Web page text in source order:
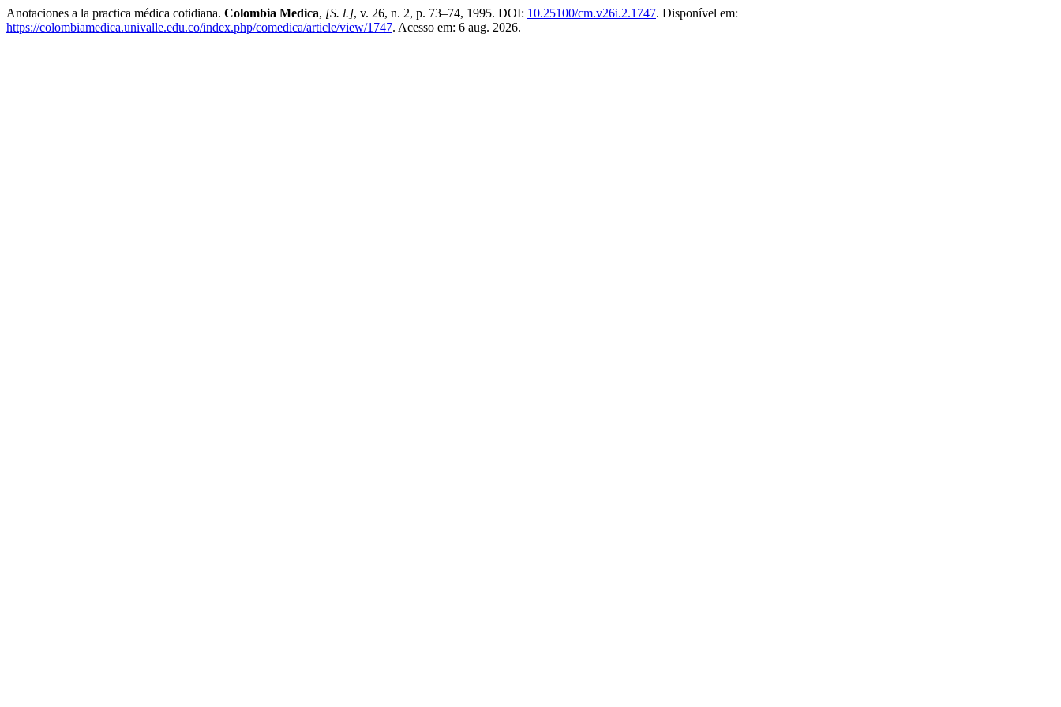
Anotaciones a la practica médica cotidiana. Colombia Medica, [S. l.], v. 26, n. 2, p. 73–74, 1995. DOI: 10.25100/cm.v26i.2.1747. Disponível em:
https://colombiamedica.univalle.edu.co/index.php/comedica/article/view/1747. Acesso em: 6 aug. 2026.